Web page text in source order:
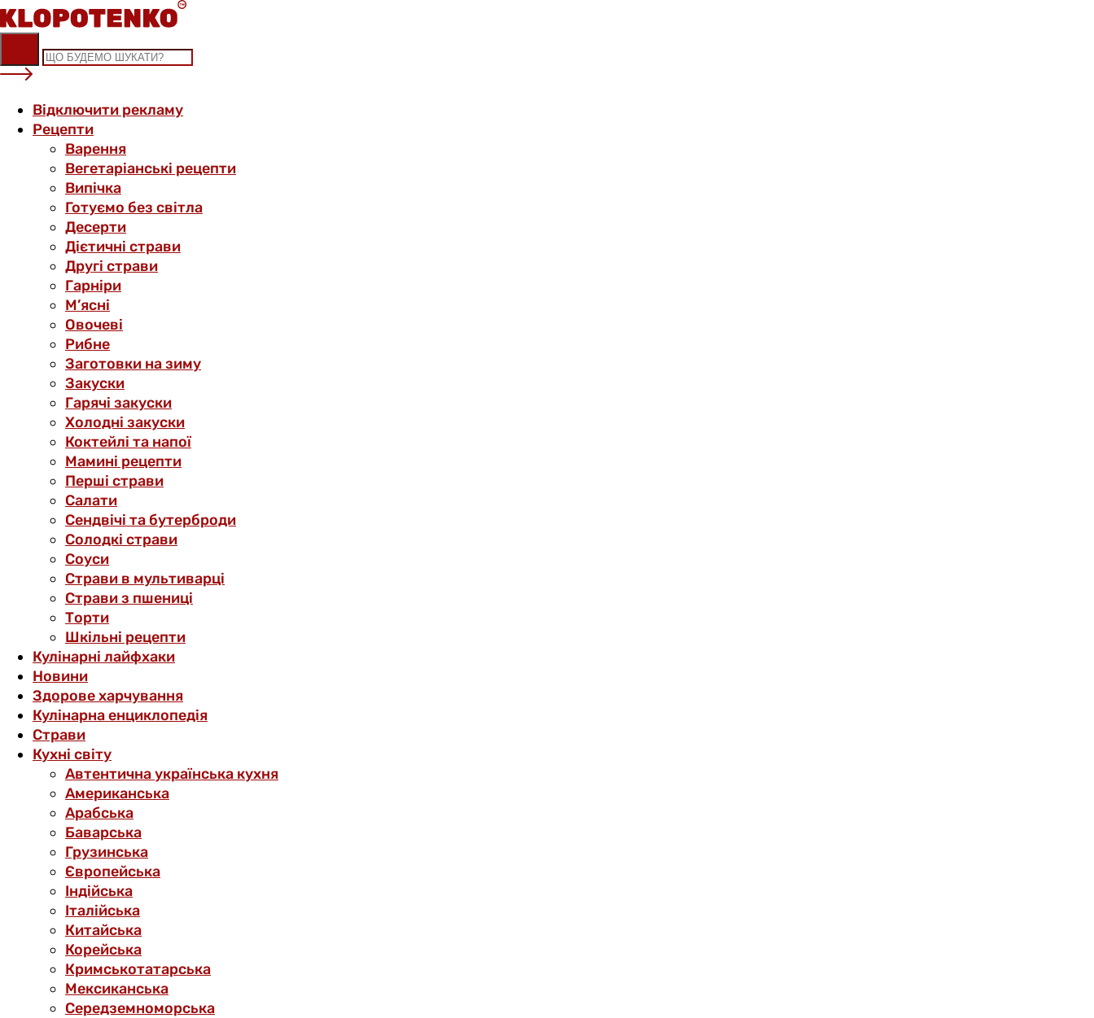
Skip
to
content
Відключити рекламу
Рецепти
Варення
Вегетаріанські рецепти
Випічка
Готуємо без світла
Десерти
Дієтичні страви
Другі страви
Гарніри
М’ясні
Овочеві
Рибне
Заготовки на зиму
Закуски
Гарячі закуски
Холодні закуски
Коктейлі та напої
Мамині рецепти
Перші страви
Салати
Сендвічі та бутерброди
Солодкі страви
Соуси
Страви в мультиварці
Страви з пшениці
Торти
Шкільні рецепти
Кулінарні лайфхаки
Новини
Здорове харчування
Кулінарна енциклопедія
Страви
Кухні світу
Автентична українська кухня
Американська
Арабська
Баварська
Грузинська
Європейська
Індійська
Італійська
Китайська
Корейська
Кримськотатарська
Мексиканська
Середземноморська